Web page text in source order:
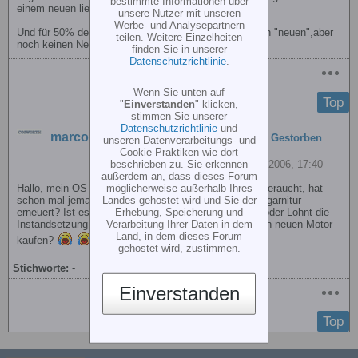
einem neuen liegst Du bei 50/50!
Und für 50% der Reparaturkosten hast Du wieder einen "neuen",aber
noch keinen Neuen!
Top
marcos hat ein Thema erstelltOS 91SX-H C Gestorben
09.07.2006, 17:40
Hallo, mein OS ist heute in die ewigen Jagtgründe abgeraucht, hat
schon mal jemand beide Lager und die komplette Laufgarnitur
erneuert? Ist es interessanter einen neuen zu kaufen oder Lohnt die
Instandsetzung? Wo kann man günstig die Teile --- den neuen Motor
kaufen?
Stichworte: -
Top
unsere Nutzer mit unseren
Werbe- und Analysepartnern
teilen. Weitere Einzelheiten
finden Sie in unserer
Datenschutzrichtlinie.
Wenn Sie unten auf
"Einverstanden" klicken,
stimmen Sie unserer
Datenschutzrichtlinie und
unseren Datenverarbeitungs- und
Cookie-Praktiken wie dort
beschrieben zu. Sie erkennen
außerdem an, dass dieses Forum
möglicherweise außerhalb Ihres
Landes gehostet wird und Sie der
Erhebung, Speicherung und
Verarbeitung Ihrer Daten in dem
Land, in dem dieses Forum
gehostet wird, zustimmen.
Einverstanden